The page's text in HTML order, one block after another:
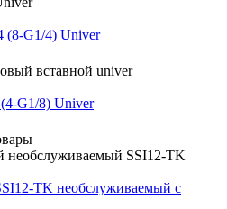
(8-G1/4) Univer
G1/8) Univer
TK необслуживаемый с